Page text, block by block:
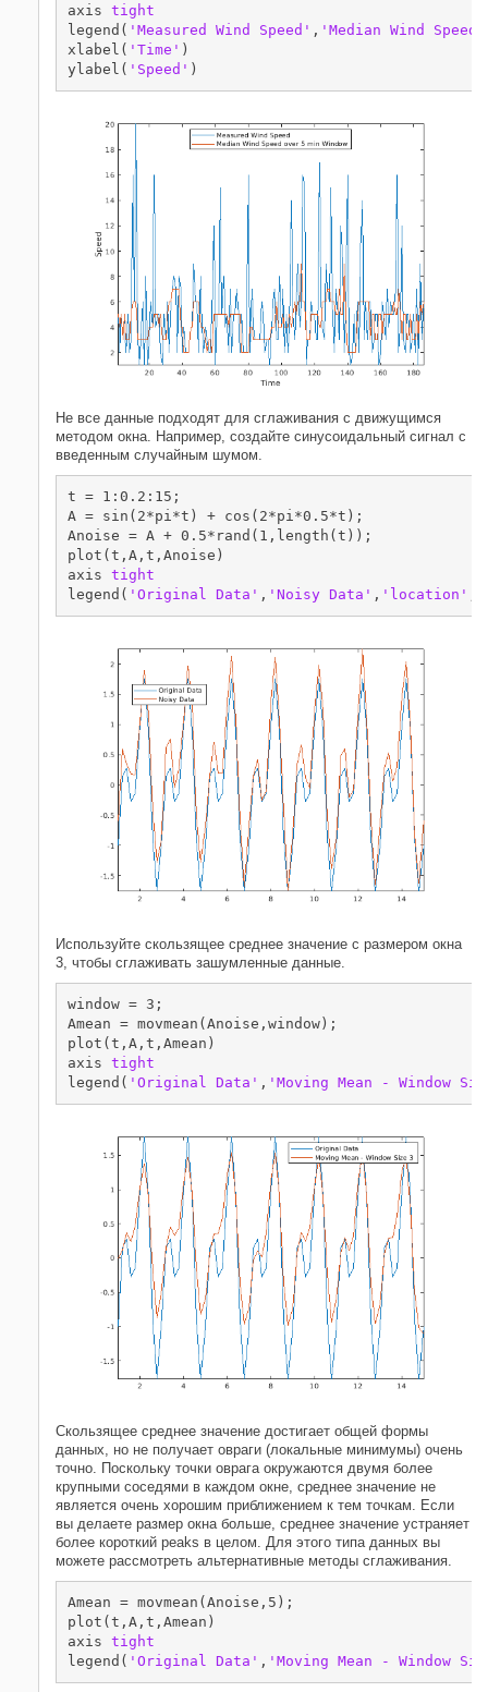
axis tight
legend( 'Measured Wind Speed' , 'Median Wind
xlabel( 'Time' )
ylabel( 'Speed' )
Не все данные подходят для сглаживания с движущимся
методом окна. Например, создайте синусоидальный сигнал с
введенным случайным шумом.
t = 1:0.2:15;
A = sin(2*pi*t) + cos(2*pi*0.5*t);
Anoise = A + 0.5*rand(1,length(t));
plot(t,A,t,Anoise)
axis tight
legend( 'Original Data' , 'Noisy Data' , 'location'
Используйте скользящее среднее значение с размером окна
3, чтобы сглаживать зашумленные данные.
window = 3;
Amean = movmean(Anoise,window);
plot(t,A,t,Amean)
axis tight
legend( 'Original Data' , 'Moving Mean - Window
Скользящее среднее значение достигает общей формы
данных, но не получает овраги (локальные минимумы) очень
точно. Поскольку точки оврага окружаются двумя более
крупными соседями в каждом окне, среднее значение не
является очень хорошим приближением к тем точкам. Если
вы делаете размер окна больше, среднее значение устраняет
более короткий peaks в целом. Для этого типа данных вы
можете рассмотреть альтернативные методы сглаживания.
Amean = movmean(Anoise,5);
plot(t,A,t,Amean)
axis tight
legend( 'Original Data' , 'Moving Mean - Window